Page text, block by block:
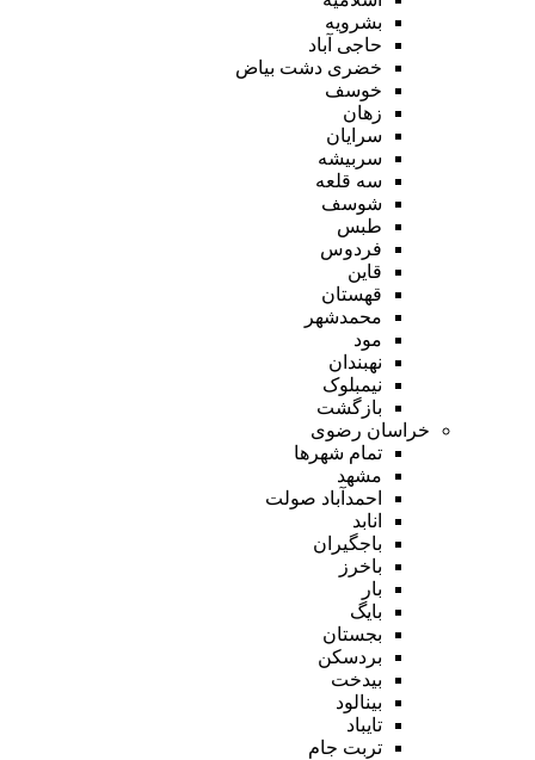
بشرویه
حاجی آباد
خضری دشت بیاض
خوسف
زهان
سرایان
سربیشه
سه قلعه
شوسف
طبس
فردوس
قاین
قهستان
محمدشهر
مود
نهبندان
نیمبلوک
بازگشت
خراسان رضوی
تمام شهر‌ها
مشهد
احمدآباد صولت
انابد
باجگیران
باخرز
بار
بایگ
بجستان
بردسکن
بیدخت
بینالود
تایباد
تربت جام